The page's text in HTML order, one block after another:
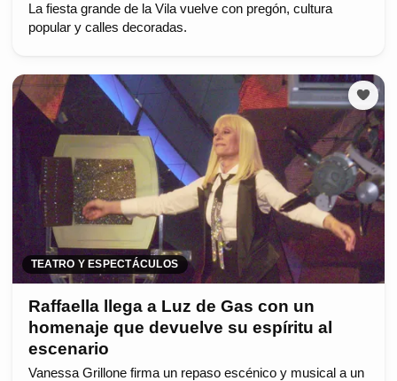
La fiesta grande de la Vila vuelve con pregón, cultura
popular y calles decoradas.
TEATRO Y ESPECTÁCULOS
Raffaella llega a Luz de Gas con un
homenaje que devuelve su espíritu al
escenario
Vanessa Grillone firma un repaso escénico y musical a un